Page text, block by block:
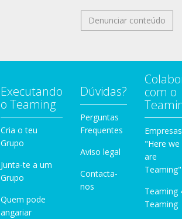
Denunciar conteúdo
Executando
o Teaming
Cria o teu
Grupo
Junta-te a um
Grupo
Quem pode
angariar
Dúvidas?
Perguntas
Frequentes
Aviso legal
Contacta-
nos
com o
Empresas
"Here we
are
Teaming"
Teaming
Teaming